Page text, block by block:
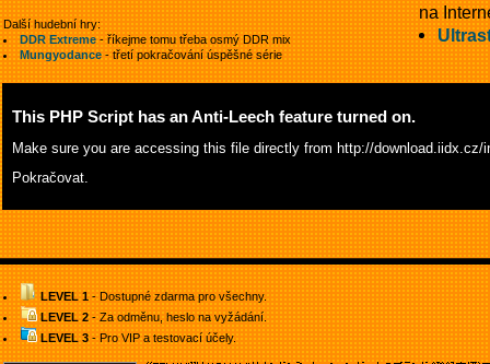
Další hudební hry:
DDR Extreme- říkejme tomu třeba osmý DDR mix
Mungyodance- třetí pokračování úspěšné série
na
This PHP Script has an Anti-Leech feature turned on.
Make sure you are accessing this file directly from http://download.iidx.cz/
Pokračovat.
LEVEL 1- Dostupné zdarma pro všechny.
LEVEL 2- Za odměnu, heslo na vyžádání.
LEVEL 3- Pro VIP a testovací účely.